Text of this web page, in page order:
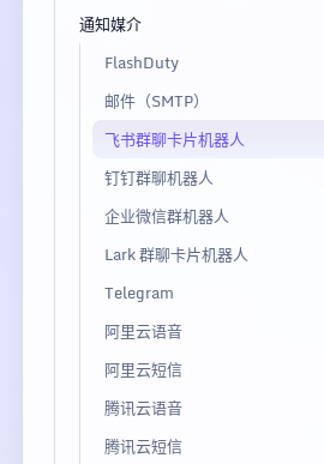
通知媒介
FlashDuty
邮件（SMTP）
飞书群聊卡片机器人
钉钉群聊机器人
企业微信群机器人
Lark 群聊卡片机器人
Telegram
阿里云语音
阿里云短信
腾讯云语音
腾讯云短信